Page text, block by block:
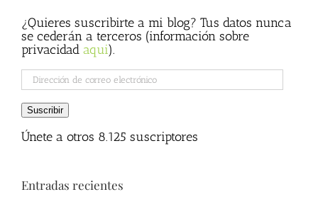
¿Quieres suscribirte a mi blog? Tus datos nunca
se cederán a terceros (información sobre
privacidad aqui).
Dirección
de
correo
electrónico
Suscribir
Únete a otros 8.125 suscriptores
Entradas recientes